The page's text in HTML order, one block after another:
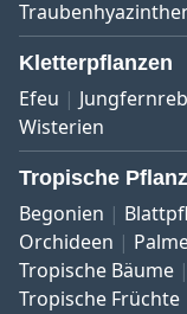
Kletterpflanzen
Efeu
Wisterien
Tropische
Begonien
Orchideen
Tropische Bäume
Tropische Früchte